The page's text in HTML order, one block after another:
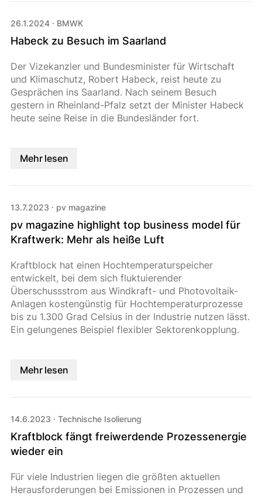
26.1.2024 · BMWK
Habeck zu Besuch im Saarland
Der Vizekanzler und Bundesminister für Wirtschaft
und Klimaschutz, Robert Habeck, reist heute zu
Gesprächen ins Saarland. Nach seinem Besuch
gestern in Rheinland-Pfalz setzt der Minister Habeck
heute seine Reise in die Bundesländer fort.
Mehr lesen
13.7.2023 · pv magazine
pv magazine highlight top business model für
Kraftwerk: Mehr als heiße Luft
Kraftblock hat einen Hochtemperaturspeicher
entwickelt, bei dem sich fluktuierender
Überschussstrom aus Windkraft- und Photovoltaik-
Anlagen kostengünstig für Hochtemperaturprozesse
bis zu 1.300 Grad Celsius in der Industrie nutzen lässt.
Ein gelungenes Beispiel flexibler Sektorenkopplung.
Mehr lesen
14.6.2023 · Technische Isolierung
Kraftblock fängt freiwerdende Prozessenergie
wieder ein
Für viele Industrien liegen die größten aktuellen
Herausforderungen bei Emissionen in Prozessen und